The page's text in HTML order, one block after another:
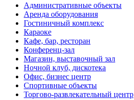
Административные объекты
Аренда оборудования
Гостиничный комплекс
Караоке
Кафе, бар, ресторан
Конференц-зал
Магазин, выставочный зал
Ночной клуб, дискотека
Офис, бизнес центр
Спортивные объекты
Торгово-развлекательный центр